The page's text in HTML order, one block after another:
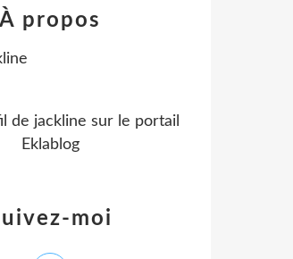
moi
À propos
de jackline sur le portail
Eklablog